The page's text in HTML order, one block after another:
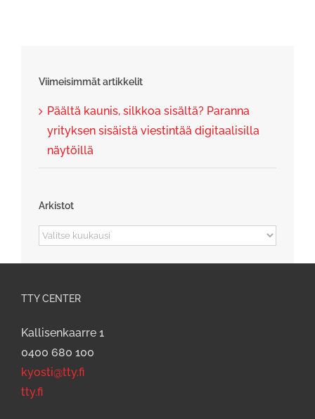
Viimeisimmät artikkelit
Päältä kaunis, silkkoa sisältä? Paranna
yrityksen sisäistä viestintää digitaalisilla
näytöillä
Arkistot
Arkistot
TTY CENTER
Kallisenkaarre 1
0400 680 100
kyosti@tty.fi
tty.fi